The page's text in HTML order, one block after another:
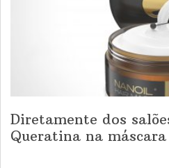
Diretamente dos
Queratina na